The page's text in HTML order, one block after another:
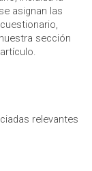
asignan las
sección
artículo.
relevantes